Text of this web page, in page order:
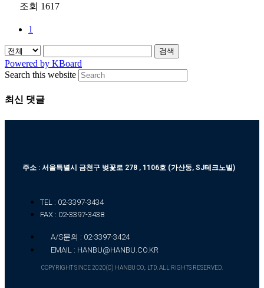
조회 1617
1
검색
Powered by KBoard
Search this website
최신 댓글
주소 : 서울특별시 금천구 벚꽃로 278 , 1106호 (가산동, SJ테크노빌)
TEL : 02-3397-3434
FAX : 02-3397-3438
A/S문의 : 02-3397-3424
EMAIL : HANBU@HANBU.CO.KR
COPYRIGHT SINCE 2020(C) HANBU CO,. LTD. ALL RIGHTS RESERVED.